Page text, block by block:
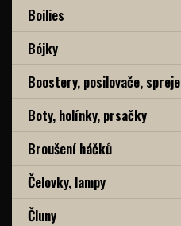
Boilies
Bójky
Boostery, posilovače, spreje
Boty, holínky, prsačky
Broušení háčků
Čelovky, lampy
Čluny